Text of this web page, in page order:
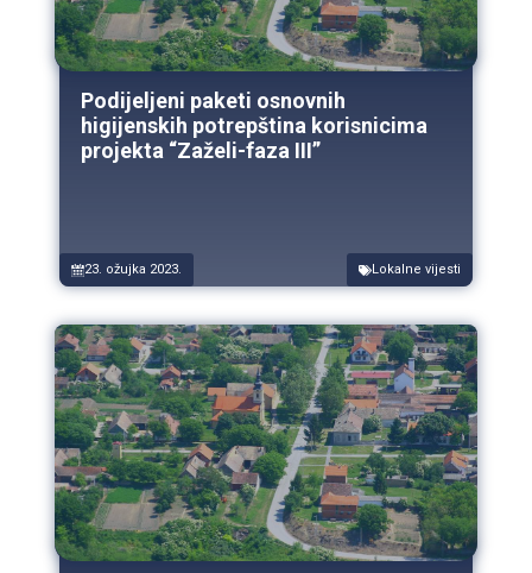
Podijeljeni paketi osnovnih
higijenskih potrepština korisnicima
projekta “Zaželi-faza III”
23. ožujka 2023. Lokalne vijesti